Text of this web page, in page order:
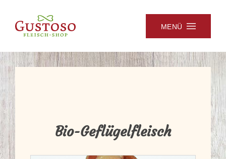
MENÜ
Bio-Geflügelfleisch